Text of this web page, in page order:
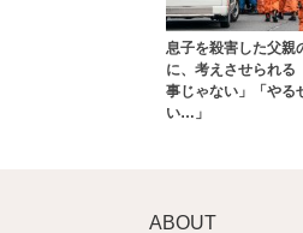
息子を殺害した父親
に、考えさせられ
事じゃない」「やる
い…」
ABOUT